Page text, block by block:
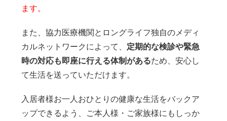
ます。
また、協力医療機関とロングライフ独自のメディ
カルネットワークによって、 定期的な検診や緊急
時の対応も即座に行える体制があるため、安心し
て生活を送っていただけます。
入居者様お一人おひとりの健康な生活をバックア
ップできるよう、ご本人様・ご家族様にもしっか